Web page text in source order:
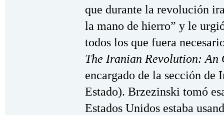
que durante la revolución
la mano de hierro” y le
todos los que fuera
The Iranian Revolution: An
encargado de la sección de
Estado). Brzezinski tomó
Estados Unidos estaba